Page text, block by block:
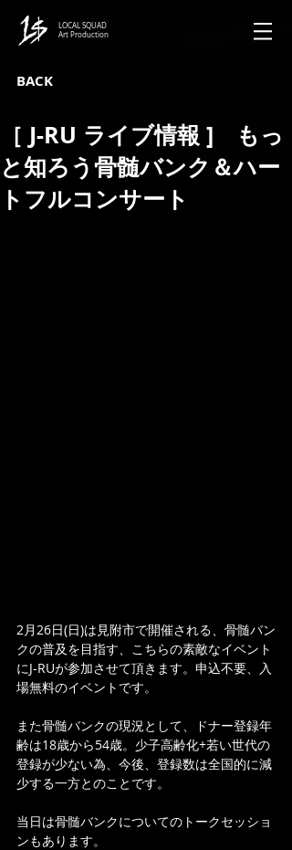
LOCAL SQUAD
Art Production
BACK
［ J-RU ライブ情報 ] もっ
と知ろう骨髄バンク＆ハー
トフルコンサート
2月26日(日)は見附市で開催される、骨髄バン
クの普及を目指す、こちらの素敵なイベント
にJ-RUが参加させて頂きます。申込不要、入
場無料のイベントです。
また骨髄バンクの現況として、ドナー登録年
齢は18歳から54歳。少子高齢化+若い世代の
登録が少ない為、今後、登録数は全国的に減
少する一方とのことです。
当日は骨髄バンクについてのトークセッショ
ンもあります。